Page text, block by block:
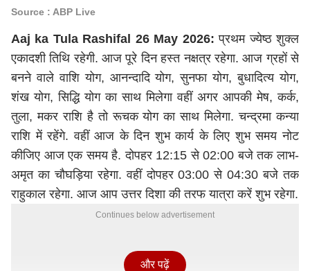
Source : ABP Live
Aaj ka Tula Rashifal 26 May 2026:प्रथम ज्येष्ठ शुक्ल
एकादशी तिथि रहेगी. आज पूरे दिन हस्त नक्षत्र रहेगा. आज ग्रहों से
बनने वाले वाशि योग, आनन्दादि योग, सुनफा योग, बुधादित्य योग,
शंख योग, सिद्धि योग का साथ मिलेगा वहीं अगर आपकीमेष, कर्क,
तुला, मकर राशि है तो रूचक योग का साथ मिलेगा. चन्द्रमा कन्या
राशि में रहेंगे. वहीं आज के दिन शुभ कार्य के लिए शुभ समय नोट
कीजिए आज एक समय है. दोपहर 12:15 से 02:00 बजे तक लाभ-
अमृत का चौघड़िया रहेगा. वहीं दोपहर 03:00 से 04:30 बजे तक
राहुकाल रहेगा. आज आप उत्तर दिशा की तरफ यात्रा करें शुभ रहेगा.
Continues below advertisement
और पढ़ें